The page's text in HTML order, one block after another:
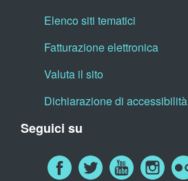
Elenco siti tematici
Fatturazione elettronica
Valuta il sito
Dichiarazione di accessibilità
Seguici su